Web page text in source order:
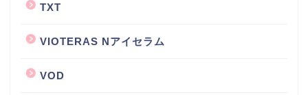
TXT
VIOTERAS Nアイセラム
VOD